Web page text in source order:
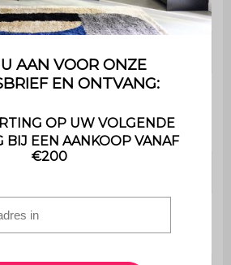
Binnen
De montage is heel eenvoudig ,
meegeleverd
L 44,5 x D 41 cm